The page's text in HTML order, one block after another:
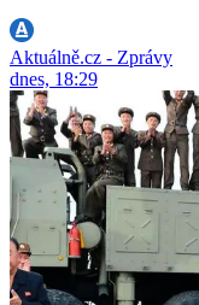
Aktuálně.cz - Zprávy
dnes, 18:29